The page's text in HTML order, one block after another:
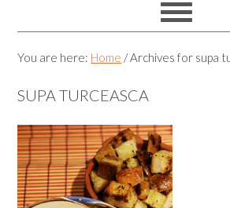
You are here: Home /Archives for supa
SUPA TURCEASCA